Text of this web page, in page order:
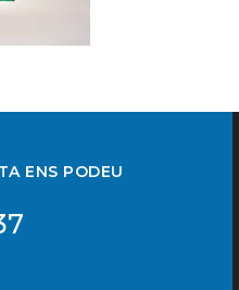
ENS PODEU